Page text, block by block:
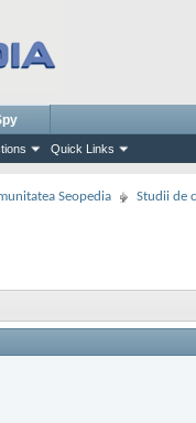
Quick Links
Seopedia Studii de